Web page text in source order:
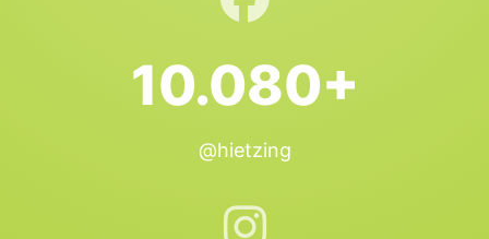
10.080+
@hietzing